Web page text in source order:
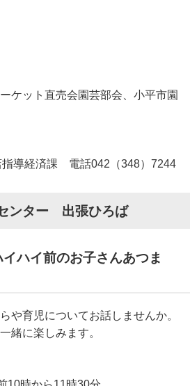
ケット直売会園芸部会、小平市園
指導経済課 電話042（348）7244
ンター 出張ひろば
ハイ前のお子さんあつま
や育児についてお話しませんか。
緒に楽しみます。